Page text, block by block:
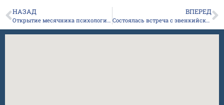
НАЗАД
Открытие месячника психологического здоровья обучающихся
ВПЕРЕД
Состоялась встреча с эвенкийским фольклорным ансамблем!